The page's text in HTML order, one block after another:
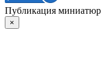
Публикация
×